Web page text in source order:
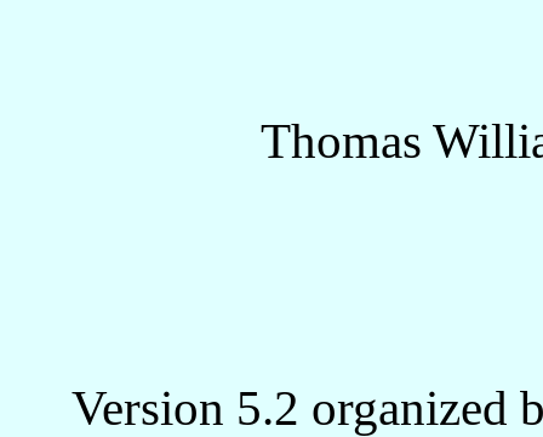
Thomas
Version 5.2 organized